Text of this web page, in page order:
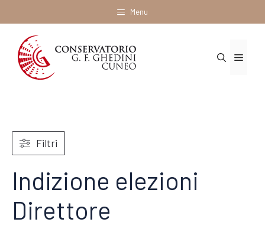
al
contenuto
Menu
Menu
Filtri
Indizione elezioni
Direttore